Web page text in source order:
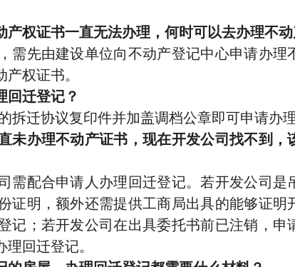
权证书一直无法办理，何时可以去办理不动
先由建设单位向不动产登记中心申请办理
权证书。
回迁登记？
迁协议复印件并加盖调档公章即可申请办理
未办理不动产证书，现在开发公司找不到，
配合申请人办理回迁登记。若开发公司是
证明，额外还需提供工商局出具的能够证明
记；若开发公司在出具委托书前已注销，申
回迁登记。